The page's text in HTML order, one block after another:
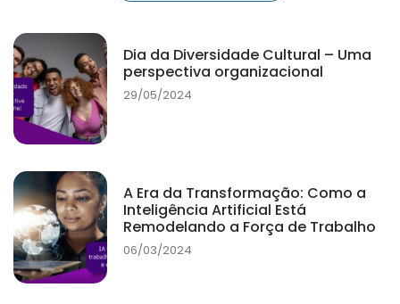
Dia da Diversidade Cultural – Uma
perspectiva organizacional
29/05/2024
A Era da Transformação: Como a
Inteligência Artificial Está
Remodelando a Força de Trabalho
06/03/2024